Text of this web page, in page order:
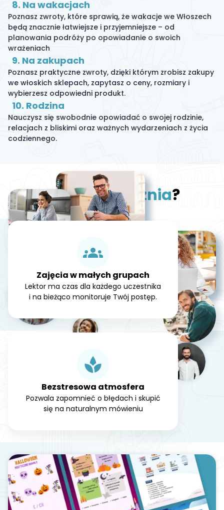
8. Na wakacjach
Poznasz zwroty, które sprawią, że wakacje we Włoszech
będą znacznie łatwiejsze i przyjemniejsze – od
planowania podróży po opowiadanie o swoich
wrażeniach
9. Na zakupach
Poznasz praktyczne zwroty, dzięki którym zrobisz zakupy
we włoskich sklepach, zapytasz o ceny, rozmiary i
wybierzesz odpowiedni produkt.
10. Rodzina
Nauczysz się swobodnie opowiadać o swojej rodzinie,
relacjach z bliskimi oraz ważnych wydarzeniach z życia
codziennego.
Co naswyróżnia?
Zajęcia w małych grupach
Lektor ma czas dla każdego uczestnika
i na bieżąco monitoruje Twój postęp.
Bezstresowa atmosfera
Pozwala zapomnieć o błędach i skupić
się na naturalnym mówieniu